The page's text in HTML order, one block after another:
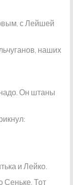
с Лейшей
наших
Он штаны
и Лейко.
Сеньке. Тот